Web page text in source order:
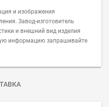
и изображения
Завод-изготовитель
и внешний вид изделия
информацию запрашивайте